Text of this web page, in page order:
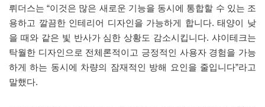
뤼더스는 “이것은 많은 새로운 기능을 동시에 통합할 수 있는 조
용하고 깔끔한 인테리어 디자인을 가능하게 합니다. 태양이 낮
을 때와 같은 빛 반사가 심한 상황도 감소시킵니다. 샤이테크는
탁월한 디자인으로 전체론적이고 긍정적인 사용자 경험을 가능
하게 하는 동시에 차량의 잠재적인 방해 요인을 줄입니다”라고
말했다.